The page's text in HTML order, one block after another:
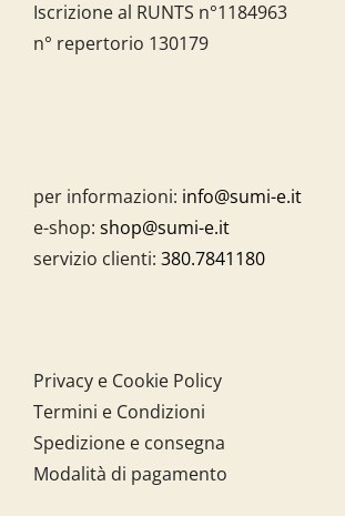
Iscrizione al RUNTS n°1184963
n° repertorio 130179
per informazioni: info@sumi-e.it
e-shop: shop@sumi-e.it
servizio clienti: 380.7841180
Privacy e Cookie Policy
Termini e Condizioni
Spedizione e consegna
Modalità di pagamento